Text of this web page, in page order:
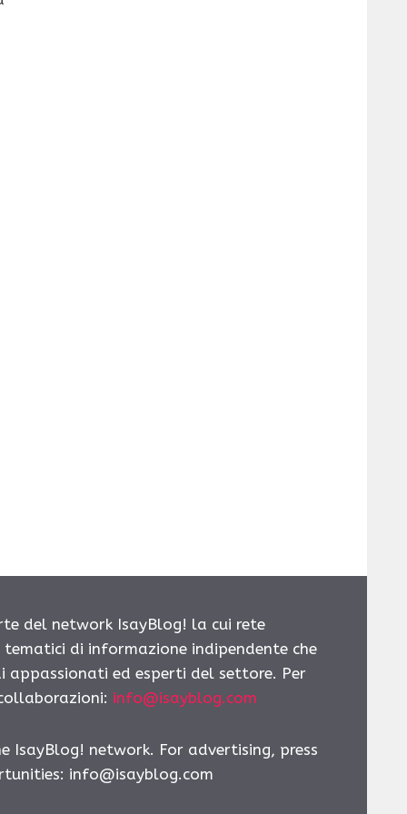
del network IsayBlog! la cui rete
di informazione indipendente che
ed esperti del settore. Per
info@isayblog.com
IsayBlog! network. For advertising, press
info@isayblog.com